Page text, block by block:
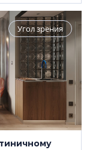
Угол зрения